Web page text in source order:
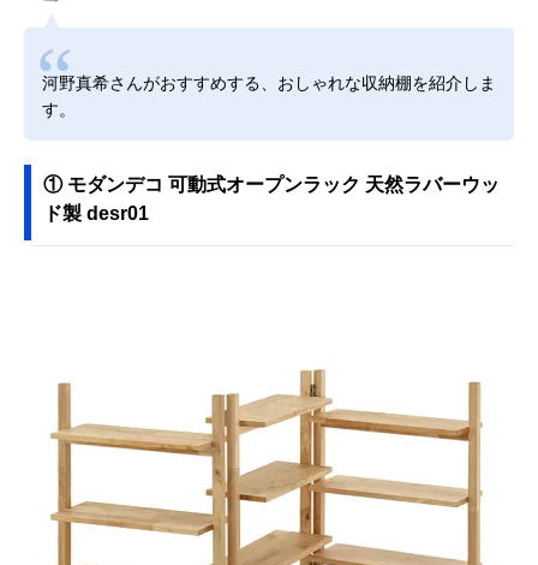
河野真希さんがおすすめする、おしゃれな収納棚を紹介しま
す。
① モダンデコ 可動式オープンラック 天然ラバーウッ
ド製 desr01